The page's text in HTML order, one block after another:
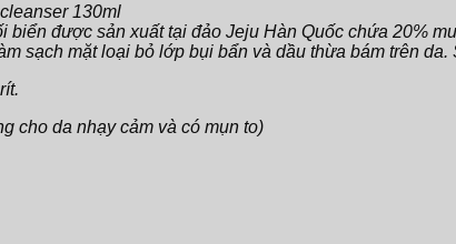
130ml
biển được sản xuất tại đảo Jeju Hàn Quốc chứa 20%
sạch mặt loại bỏ lớp bụi bẩn và dầu thừa bám trên
cho da nhạy cảm và có mụn to)